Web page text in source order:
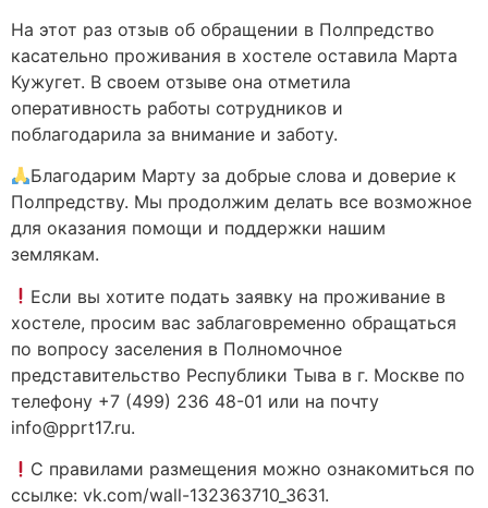
На этот раз отзыв об обращении в Полпредство
касательно проживания в хостеле оставила Марта
Кужугет. В своем отзыве она отметила
оперативность работы сотрудников и
поблагодарила за внимание и заботу.
Благодарим Марту за добрые слова и доверие к
Полпредству. Мы продолжим делать все возможное
для оказания помощи и поддержки нашим
землякам.
Если вы хотите подать заявку на проживание в
хостеле, просим вас заблаговременно обращаться
по вопросу заселения в Полномочное
представительство Республики Тыва в г. Москве по
телефону +7 (499) 236 48-01 или на почту
info@pprt17.ru.
С правилами размещения можно ознакомиться по
ссылке: vk.com/wall-132363710_3631.